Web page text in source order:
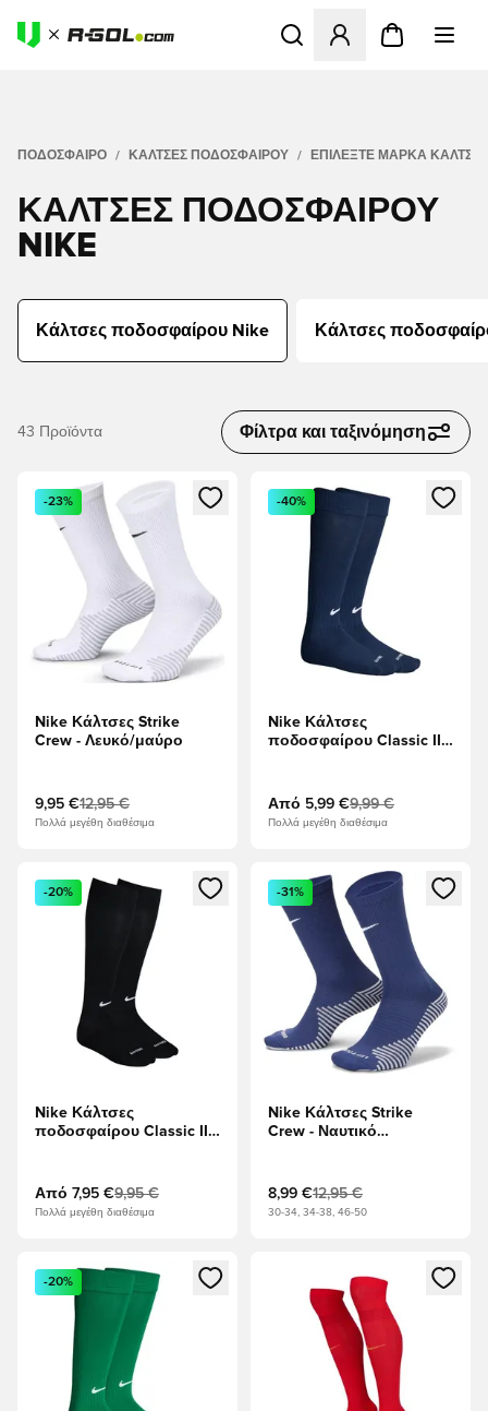
Ανοίγει ένα Modal για να
ΠΟΔΟΣΦΑΙΡΟ ΚΆΛΤΣΕΣ ΠΟΔΟΣΦΑΊΡΟΥ ΕΠΙΛΈΞΤΕ ΜΆΡΚΑ
ΚΆΛΤΣΕΣ ΠΟΔΟΣΦΑΊΡΟΥ
NIKE
Κάλτσες ποδοσφαίρου Nike Κάλτσες
43 Προϊόντα Φίλτρα και ταξινόμηση
Ανοίγει ένα Modal για να συνδεθείτε ή να εγγραφείτε ως
-23%
Nike Κάλτσες Strike
Crew - Λευκό/μαύρο
9,95 €12,95 €
Πολλά μεγέθη διαθέσιμα
Ανοίγει ένα Modal για να
-40%
Nike Κάλτσες
ποδοσφαίρου Classic II -
Από 5,99 €9,99 €
Πολλά μεγέθη διαθέσιμα
Ανοίγει ένα Modal για να συνδεθείτε ή να εγγραφείτε ως
-20%
Nike Κάλτσες
ποδοσφαίρου Classic II -
Από 7,95 €9,95 €
Πολλά μεγέθη διαθέσιμα
Ανοίγει ένα Modal για να
-31%
Nike Κάλτσες Strike
Crew - Ναυτικό
8,99 €12,95 €
30-34, 34-38, 46-50
Ανοίγει ένα Modal για να συνδεθείτε ή να εγγραφείτε ως
-20%
Ανοίγει ένα Modal για να